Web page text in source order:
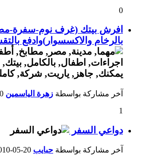
0
افرش بيتك (غرف نوم-سفرة-
بالرخام والاكسسوار)وادفع
آخر مشاركة بواسطة زهرة الياسمين
1
دواعي السفر
آخر مشاركة بواسطة حبايب